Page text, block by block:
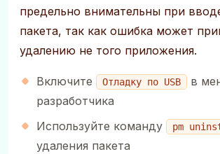
предельно внимательны при
пакета, так как ошибка может
удалению не того приложения.
Включите Отладку по USB
в
разработчика
Используйте команду
pm
удаления пакета